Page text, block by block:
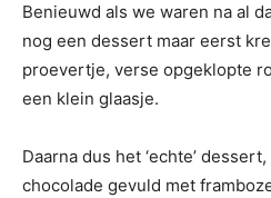
Benieuwd als we waren na al
nog een dessert maar eerst
proevertje, verse opgeklopte
een klein glaasje.
Daarna dus het ‘echte’
chocolade gevuld met